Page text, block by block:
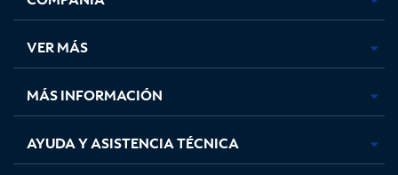
en
pestaña
nueva
en
pestaña
nueva
en
pestaña
nueva
en
nueva
VER MÁS
MÁS INFORMACIÓN
AYUDA Y ASISTENCIA TÉCNICA